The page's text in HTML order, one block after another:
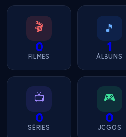
🎬
0
FILMES
🎵
1
ÁLBUNS
📺
0
SÉRIES
🎮
0
JOGOS